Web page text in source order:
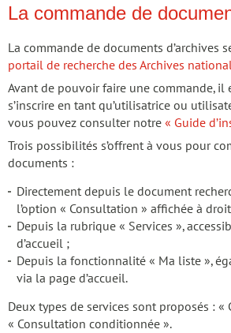
La commande de
La commande de documents d’archives
portail de recherche des Archives
Avant de pouvoir faire une commande, il
s’inscrire en tant qu’utilisatrice ou
vous pouvez consulter notre « Guide
Trois possibilités s’offrent à vous pour
documents :
Directement depuis le document
l’option « Consultation » affichée à
Depuis la rubrique « Services »,
d’accueil ;
Depuis la fonctionnalité « Ma liste »,
via la page d’accueil.
Deux types de services sont proposés : «
« Consultation conditionnée ».